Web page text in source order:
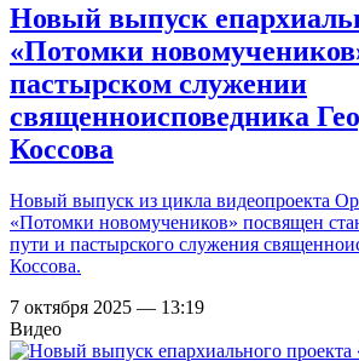
Новый выпуск
«Потомки
пастырском служении
священноисповедника
Коссова
Новый выпуск из цикла видеопроекта
«Потомки новомучеников» посвящен
пути и пастырского служения
Коссова.
7 октября 2025 — 13:19
Видео